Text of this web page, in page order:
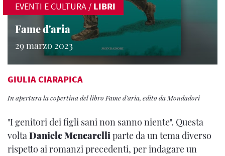
EVENTI E CULTURA / LIBRI
Fame d'aria
29 marzo 2023
GIULIA CIARAPICA
In apertura la copertina del libro Fame d'aria, edito da Mondadori
"I genitori dei figli sani non sanno niente". Questa
voltaDaniele Mencarelliparte da un tema diverso
rispetto ai romanzi precedenti, per indagare un